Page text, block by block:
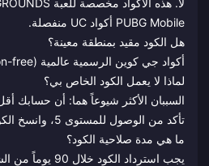
PUBG Mobile أكواد UC منفصلة.
هل الكود مقيد بمنطقة معينة؟
أكواد جي كوين الرسمية عالمية (Region-free) ويمكن استردادها على حسابات ببجي للكمبيوتر العالمية — ولا حاجة لاستخدام VPN.
لماذا لا يعمل الكود الخاص بي؟
تأكد من الوصول للمستوى 5، وانسخ الكود بدقة، وتواصل مع الدعم إذا استمرت المشكلة.
ما هي مدة صلاحية الكود؟